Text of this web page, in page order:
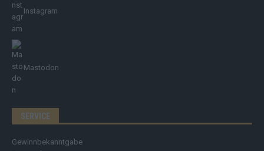
Instagram
Mastodon
SERVICE
Gewinnbekanntgabe